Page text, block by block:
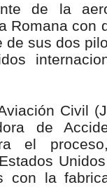
de la
Romana con
sus dos
Civil
de
el
con la